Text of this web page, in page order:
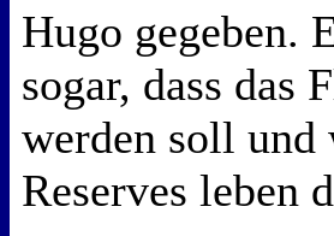
Hugo gegeben.
sogar, dass das
werden soll und
Reserves leben